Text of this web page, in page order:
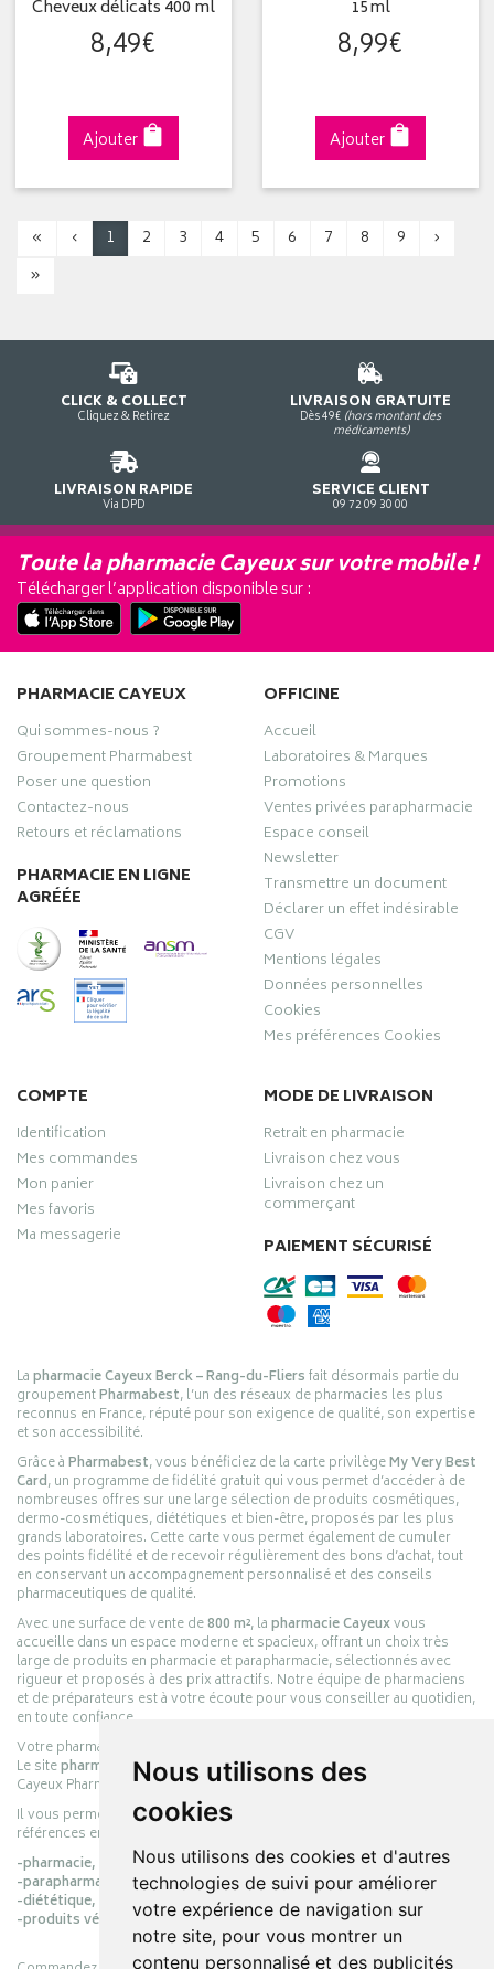
Nous utilisons des
cookies
Nous utilisons des cookies et d'autres
technologies de suivi pour améliorer
votre expérience de navigation sur
notre site, pour vous montrer un
contenu personnalisé et des publicités
Cheveux délicats 400 ml
8,49€
Ajouter
15ml
8,99€
Ajouter
« ‹ 1 2 3 4 5 6 7 8 9
›
»
CLICK & COLLECT
Cliquez & Retirez
LIVRAISON GRATUITE
Dès 49€ (hors montant des
médicaments)
LIVRAISON RAPIDE
Via DPD
SERVICE CLIENT
09 72 09 30 00
Toute la pharmacie Cayeux sur votre mobile !
Télécharger l’application disponible sur :
PHARMACIE CAYEUX
Qui sommes-nous ?
Groupement Pharmabest
Poser une question
Contactez-nous
Retours et réclamations
PHARMACIE EN LIGNE
AGRÉÉE
OFFICINE
Accueil
Laboratoires & Marques
Promotions
Ventes privées parapharmacie
Espace conseil
Newsletter
Transmettre un document
Déclarer un effet indésirable
CGV
Mentions légales
Données personnelles
Cookies
Mes préférences Cookies
COMPTE
Identification
Mes commandes
Mon panier
Mes favoris
Ma messagerie
MODE DE LIVRAISON
Retrait en pharmacie
Livraison chez vous
Livraison chez un
commerçant
PAIEMENT SÉCURISÉ
Lapharmacie Cayeux Berck – Rang-du-Fliersfait désormais partie du
groupementPharmabest, l’un des réseaux de pharmacies les plus
reconnus en France, réputé pour son exigence de qualité, son expertise
et son accessibilité.
Grâce àPharmabest, vous bénéficiez de la carte privilègeMy Very Best
Card, un programme de fidélité gratuit qui vous permet d’accéder à de
nombreuses offres sur une large sélection de produits cosmétiques,
dermo-cosmétiques, diététiques et bien-être, proposés par les plus
grands laboratoires. Cette carte vous permet également de cumuler
des points fidélité et de recevoir régulièrement des bons d’achat, tout
en conservant un accompagnement personnalisé et des conseils
pharmaceutiques de qualité.
Avec une surface de vente de800 m², lapharmacie Cayeuxvous
accueille dans un espace moderne et spacieux, offrant un choix très
large de produits en pharmacie et parapharmacie, sélectionnés avec
rigueur et proposés à des prix attractifs. Notre équipe de pharmaciens
et de préparateurs est à votre écoute pour vous conseiller au quotidien,
en toute confiance.
Votre pharmacie en ligne :
Le sitepharmacie-cayeux.frest le prolongement digital de la pharmacie
Cayeux Pharmabest Berck-sur-Mer – Rang-du-Fliers.
Il vous permet de réaliser vos achats en ligne parmi des milliers de
références en :
-pharmacie,
-parapharmacie,
-diététique,
-produits vétérinaires.